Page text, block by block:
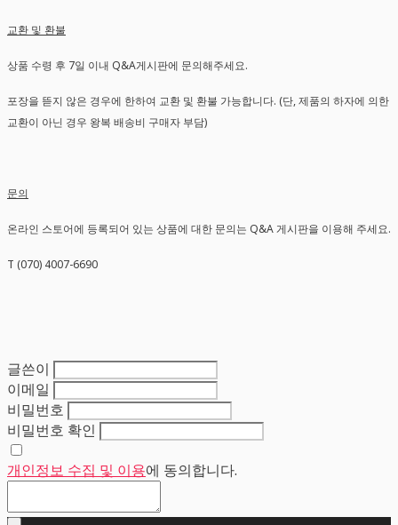
교환 및 환불
상품 수령 후 7일 이내 Q&A게시판에 문의해주세요.
포장을 뜯지 않은 경우에 한하여 교환 및 환불 가능합니다. (단, 제품의 하자에 의한
교환이 아닌 경우 왕복 배송비 구매자 부담)
문의
온라인 스토어에 등록되어 있는 상품에 대한 문의는 Q&A 게시판을 이용해 주세요.
T (070) 4007-6690
글쓴이
이메일
비밀번호
비밀번호 확인
개인정보 수집 및 이용에 동의합니다.